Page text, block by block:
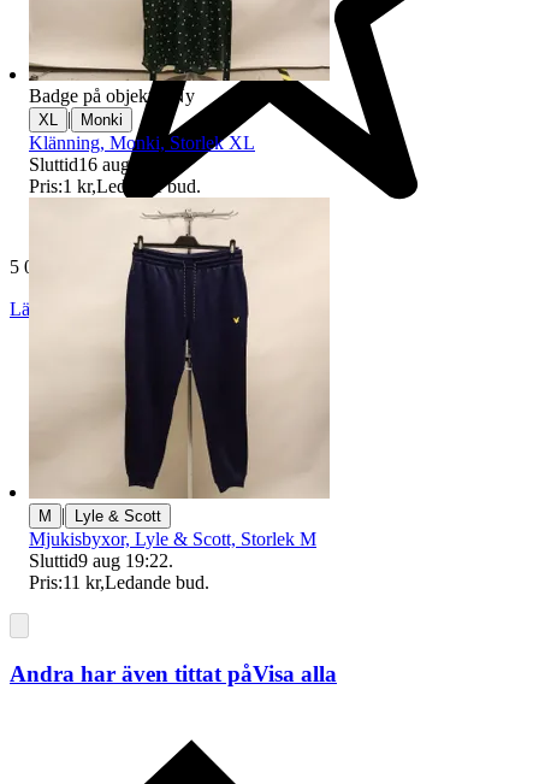
5 025 omdömen
Läs omdömen
Badge på objektet: Ny
XL | Monki
Klänning, Monki, Storlek XL
Sluttid16 aug 19:08
Pris:1 kr,Ledande bud.
M | Lyle & Scott
Mjukisbyxor, Lyle & Scott, Storlek M
Sluttid9 aug 19:22.
Pris:11 kr,Ledande bud.
Andra har även tittat påVisa alla